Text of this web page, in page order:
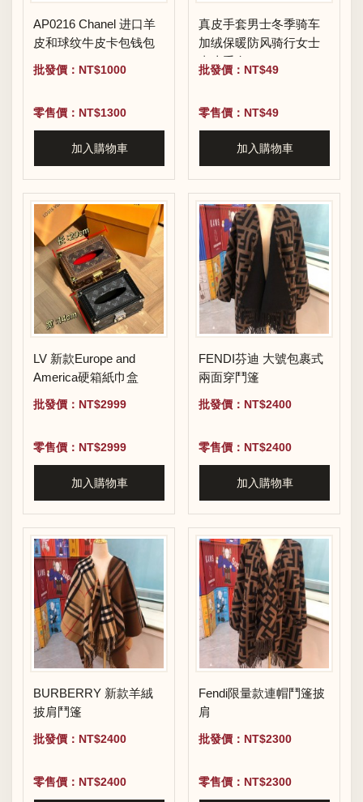
AP0216 Chanel 进口羊
皮和球纹牛皮卡包钱包
批發價：NT$1000
零售價：NT$1300
加入購物車
真皮手套男士冬季骑车
加绒保暖防风骑行女士
真皮手套
批發價：NT$49
零售價：NT$49
加入購物車
LV 新款Europe and
America硬箱紙巾盒
批發價：NT$2999
零售價：NT$2999
加入購物車
FENDI芬迪 大號包裹式
兩面穿鬥篷
批發價：NT$2400
零售價：NT$2400
加入購物車
BURBERRY 新款羊絨
披肩鬥篷
批發價：NT$2400
零售價：NT$2400
Fendi限量款連帽鬥篷披
肩
批發價：NT$2300
零售價：NT$2300